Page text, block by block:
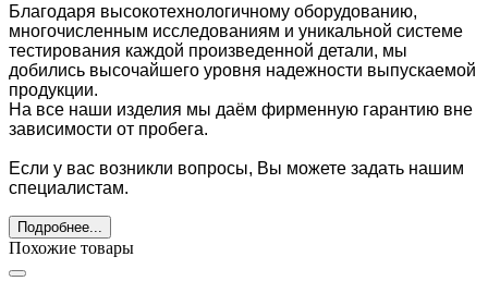
Благодаря высокотехнологичному оборудованию,
многочисленным исследованиям и уникальной системе
тестирования каждой произведенной детали, мы
добились высочайшего уровня надежности выпускаемой
продукции.
На все наши изделия мы даём фирменную гарантию вне
зависимости от пробега.
Если у вас возникли вопросы, Вы можете задать нашим
специалистам.
Подробнее...
Похожие товары